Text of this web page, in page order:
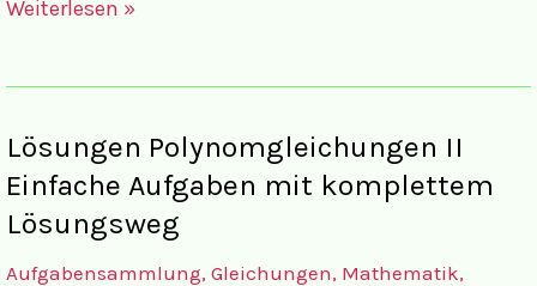
Aufgaben
II
Weiterlesen »
Lösungen Polynomgleichungen II
Einfache Aufgaben mit komplettem
Lösungsweg
Aufgabensammlung, Gleichungen, Mathematik,